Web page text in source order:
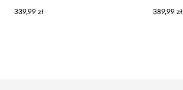
339,99 zł
389,99 zł